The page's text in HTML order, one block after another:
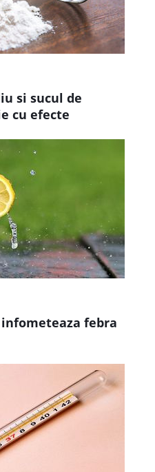
si sucul de
cu efecte
febra